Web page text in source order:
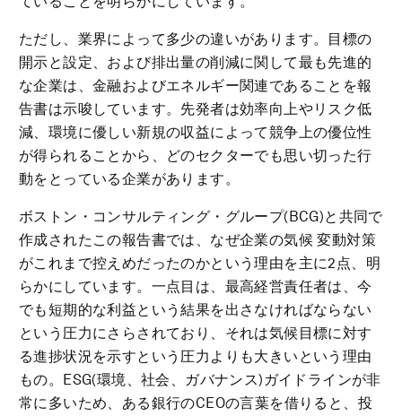
ただし、業界によって多少の違いがあります。目標の
開示と設定、および排出量の削減に関して最も先進的
な企業は、金融およびエネルギー関連であることを報
告書は示唆しています。先発者は効率向上やリスク低
減、環境に優しい新規の収益によって競争上の優位性
が得られることから、どのセクターでも思い切った行
動をとっている企業があります。
ボストン・コンサルティング・グループ(BCG)と共同で
作成されたこの報告書では、なぜ企業の気候 変動対策
がこれまで控えめだったのかという理由を主に2点、明
らかにしています。一点目は、最高経営責任者は、今
でも短期的な利益という結果を出さなければならない
という圧力にさらされており、それは気候目標に対す
る進捗状況を示すという圧力よりも大きいという理由
もの。ESG(環境、社会、ガバナンス)ガイドラインが非
常に多いため、ある銀行のCEOの言葉を借りると、投